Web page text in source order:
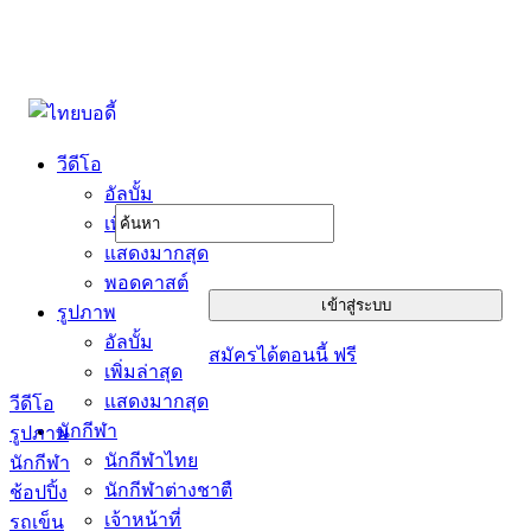
วีดีโอ
อัลบั้ม
เพิ่มล่าสุด
แสดงมากสุด
พอดคาสต์
รูปภาพ
อัลบั้ม
เพิ่มล่าสุด
แสดงมากสุด
นักกีฬา
นักกีฬาไทย
นักกีฬาต่างชาตื
เจ้าหน้าที่
สมัครได้ตอนนี้ ฟรี
วีดีโอ
รูปภาพ
นักกีฬา
ช้อปปิ้ง
รถเข็น